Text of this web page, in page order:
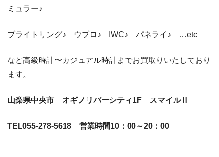
ミュラー♪
ブライトリング♪ ウブロ♪ IWC♪ パネライ♪ …etc
など高級時計〜カジュアル時計までお買取りいたしており
ます。
山梨県中央市 オギノリバーシティ1F スマイルⅡ
TEL055-278-5618 営業時間10：00～20：00